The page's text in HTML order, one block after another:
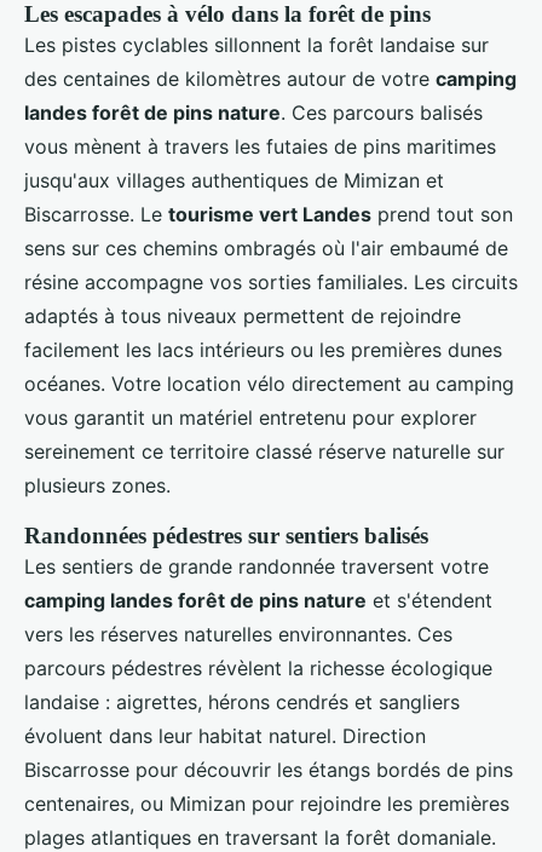
Les escapades à vélo dans la forêt de pins
Les pistes cyclables sillonnent la forêt landaise sur
des centaines de kilomètres autour de votre camping
landes forêt de pins nature. Ces parcours balisés
vous mènent à travers les futaies de pins maritimes
jusqu'aux villages authentiques de Mimizan et
Biscarrosse. Le tourisme vert Landes prend tout son
sens sur ces chemins ombragés où l'air embaumé de
résine accompagne vos sorties familiales. Les circuits
adaptés à tous niveaux permettent de rejoindre
facilement les lacs intérieurs ou les premières dunes
océanes. Votre location vélo directement au camping
vous garantit un matériel entretenu pour explorer
sereinement ce territoire classé réserve naturelle sur
plusieurs zones.
Randonnées pédestres sur sentiers balisés
Les sentiers de grande randonnée traversent votre
camping landes forêt de pins nature et s'étendent
vers les réserves naturelles environnantes. Ces
parcours pédestres révèlent la richesse écologique
landaise : aigrettes, hérons cendrés et sangliers
évoluent dans leur habitat naturel. Direction
Biscarrosse pour découvrir les étangs bordés de pins
centenaires, ou Mimizan pour rejoindre les premières
plages atlantiques en traversant la forêt domaniale.